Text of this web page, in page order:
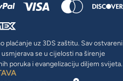
plaćanje uz 3DS zaštitu. Sav ostvareni
usmjerava se u cijelosti na širenje
poruka i evangelizaciju diljem svijeta.